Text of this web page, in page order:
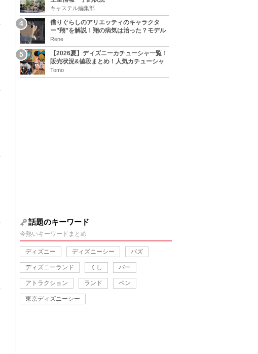
キャステル編集部
借りぐらしのアリエッティのキャラクタ
ー”翔”を解説！翔の病気は治った？モデル
は誰？
Rene
【2026夏】ディズニーカチューシャ一覧！
販売状況&値段まとめ！人気カチューシャ
をチェック
Tomo
話題のキーワード
今熱いキーワードまとめ
ディズニー ディズニーシー バズ
ディズニーランド くし バー
アトラクション ランド ペン
東京ディズニーシー